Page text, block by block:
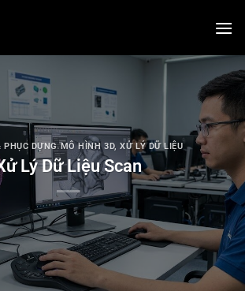
PHỤC DỰNG MÔ HÌNH 3D,XỬ LÝ DỮ LIỆU
Lý Dữ Liệu Scan